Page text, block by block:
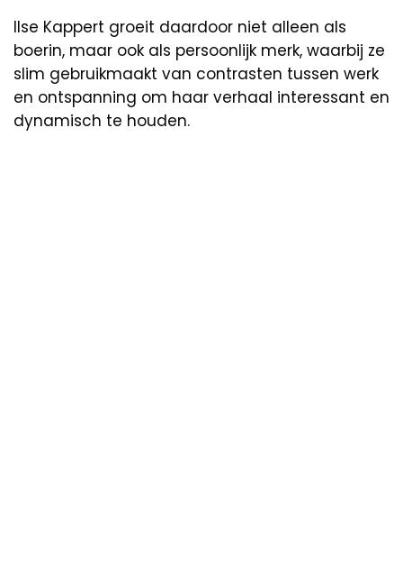
Ilse Kappert groeit daardoor niet alleen als
boerin, maar ook als persoonlijk merk, waarbij ze
slim gebruikmaakt van contrasten tussen werk
en ontspanning om haar verhaal interessant en
dynamisch te houden.